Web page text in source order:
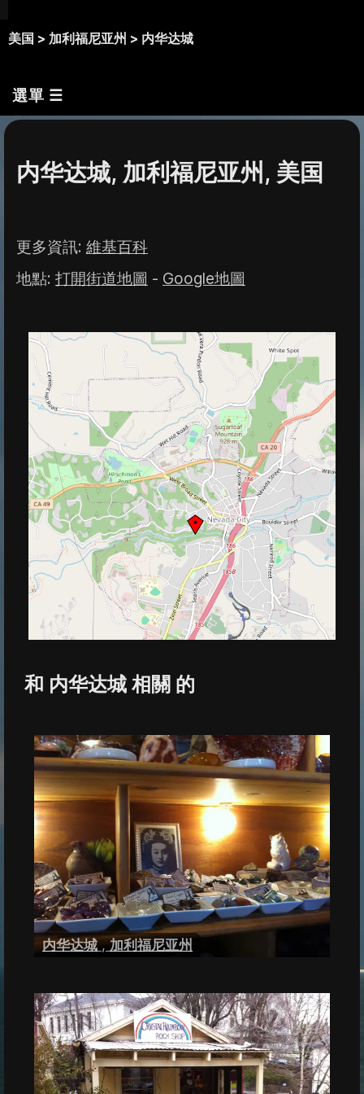
美国 > 加利福尼亚州 > 内华达城
選單 ☰
内华达城, 加利福尼亚州, 美国
更多資訊: 維基百科
地點: 打開街道地圖 - Google地圖
和 内华达城 相關 的
内华达城 , 加利福尼亚州